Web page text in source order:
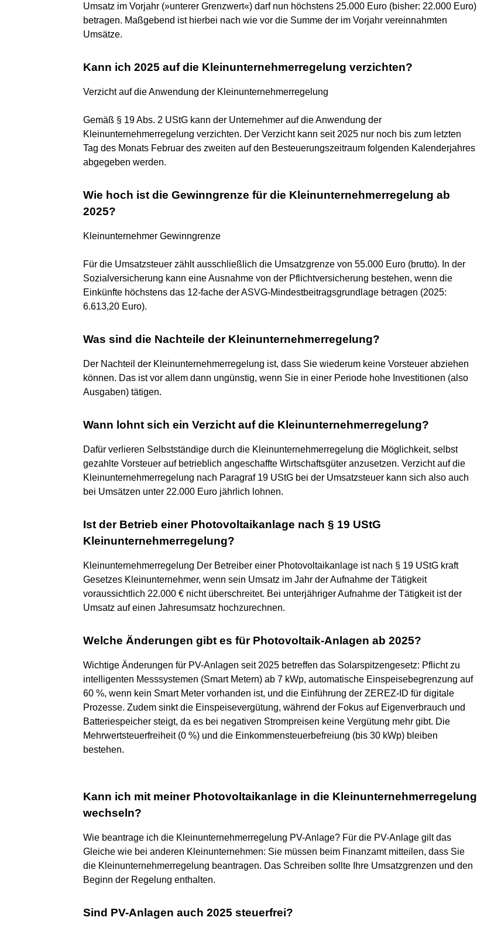
Umsatz im Vorjahr (»unterer Grenzwert«) darf nun höchstens 25.000 Euro (bisher: 22.000 Euro)
betragen. Maßgebend ist hierbei nach wie vor die Summe der im Vorjahr vereinnahmten
Umsätze.
Kann ich 2025 auf die Kleinunternehmerregelung verzichten?
Verzicht auf die Anwendung der Kleinunternehmerregelung
Gemäß § 19 Abs. 2 UStG kann der Unternehmer auf die Anwendung der
Kleinunternehmerregelung verzichten. Der Verzicht kann seit 2025 nur noch bis zum letzten
Tag des Monats Februar des zweiten auf den Besteuerungszeitraum folgenden Kalenderjahres
abgegeben werden.
Wie hoch ist die Gewinngrenze für die Kleinunternehmerregelung ab
2025?
Kleinunternehmer Gewinngrenze
Für die Umsatzsteuer zählt ausschließlich die Umsatzgrenze von 55.000 Euro (brutto). In der
Sozialversicherung kann eine Ausnahme von der Pflichtversicherung bestehen, wenn die
Einkünfte höchstens das 12-fache der ASVG-Mindestbeitragsgrundlage betragen (2025:
6.613,20 Euro).
Was sind die Nachteile der Kleinunternehmerregelung?
Der Nachteil der Kleinunternehmerregelung ist, dass Sie wiederum keine Vorsteuer abziehen
können. Das ist vor allem dann ungünstig, wenn Sie in einer Periode hohe Investitionen (also
Ausgaben) tätigen.
Wann lohnt sich ein Verzicht auf die Kleinunternehmerregelung?
Dafür verlieren Selbstständige durch die Kleinunternehmerregelung die Möglichkeit, selbst
gezahlte Vorsteuer auf betrieblich angeschaffte Wirtschaftsgüter anzusetzen. Verzicht auf die
Kleinunternehmerregelung nach Paragraf 19 UStG bei der Umsatzsteuer kann sich also auch
bei Umsätzen unter 22.000 Euro jährlich lohnen.
Ist der Betrieb einer Photovoltaikanlage nach § 19 UStG
Kleinunternehmerregelung?
Kleinunternehmerregelung Der Betreiber einer Photovoltaikanlage ist nach § 19 UStG kraft
Gesetzes Kleinunternehmer, wenn sein Umsatz im Jahr der Aufnahme der Tätigkeit
voraussichtlich 22.000 € nicht überschreitet. Bei unterjähriger Aufnahme der Tätigkeit ist der
Umsatz auf einen Jahresumsatz hochzurechnen.
Welche Änderungen gibt es für Photovoltaik-Anlagen ab 2025?
Wichtige Änderungen für PV-Anlagen seit 2025 betreffen das Solarspitzengesetz: Pflicht zu
intelligenten Messsystemen (Smart Metern) ab 7 kWp, automatische Einspeisebegrenzung auf
60 %, wenn kein Smart Meter vorhanden ist, und die Einführung der ZEREZ-ID für digitale
Prozesse. Zudem sinkt die Einspeisevergütung, während der Fokus auf Eigenverbrauch und
Batteriespeicher steigt, da es bei negativen Strompreisen keine Vergütung mehr gibt. Die
Mehrwertsteuerfreiheit (0 %) und die Einkommensteuerbefreiung (bis 30 kWp) bleiben
bestehen.
Kann ich mit meiner Photovoltaikanlage in die Kleinunternehmerregelung
wechseln?
Wie beantrage ich die Kleinunternehmerregelung PV-Anlage? Für die PV-Anlage gilt das
Gleiche wie bei anderen Kleinunternehmen: Sie müssen beim Finanzamt mitteilen, dass Sie
die Kleinunternehmerregelung beantragen. Das Schreiben sollte Ihre Umsatzgrenzen und den
Beginn der Regelung enthalten.
Sind PV-Anlagen auch 2025 steuerfrei?